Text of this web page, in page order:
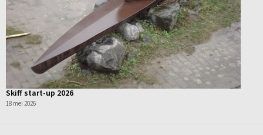
Skiff start-up 2026
18 mei 2026